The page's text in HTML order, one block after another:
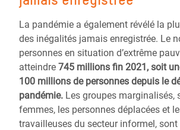
filles sont affectées de manière
alors même qu’elles prennent des
pour trouver de la nourriture et se
en dernier et en moindre quantité.
explosion de la faim. Le chômage de
graves perturbations de la production
entraîné une hausse de 40% des prix
mondiaux, la plus forte depuis dix ans.
conséquences économiques de la
précipité dans la faim plus de 40
personnes, soit une augmentation de
à l’année précédente.
centrale, en Asie du Sud-Est et dans la
l’Afrique. Ces catastrophes, qui ont
ont plongé près de 16 millions de
15 pays dans des niveaux
critiques. Malgré cela, les
plus tard leurs actions pour lutter
climatique afin de se focaliser sur la
La pandémie a également révélé la
des inégalités jamais enregistrée. Le
personnes en situation d’extrême
atteindre 745 millions fin 2021, soit
100 millions de personnes depuis le
pandémie. Les groupes marginalisés,
femmes, les personnes déplacées et
travailleuses du secteur informel, sont